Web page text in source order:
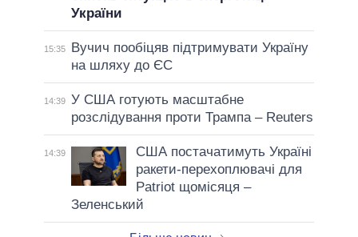
України
15:35
Вучич пообіцяв підтримувати Україну
на шляху до ЄС
14:39 У США готують масштабне
розслідування проти Трампа – Reuters
14:39
США постачатимуть Україні
ракети-перехоплювачі для
Patriot щомісяця –
Зеленський